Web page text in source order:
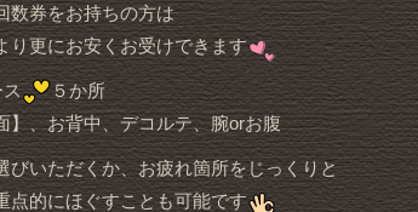
数券をお持ちの方は
り更にお安くお受けできます
５か所
】、お背中、デコルテ、腕orお腹
びいただくか、お疲れ箇所をじっくりと
点的にほぐすことも可能です